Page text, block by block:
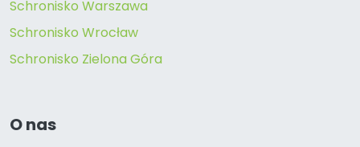
Schronisko Warszawa
Schronisko Wrocław
Schronisko Zielona Góra
O nas